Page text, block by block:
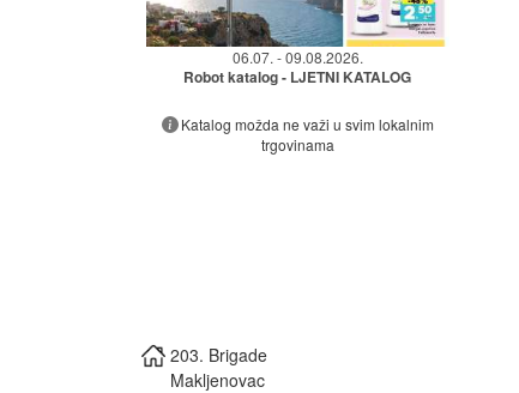
06.07. - 09.08.2026.
Robot katalog - LJETNI KATALOG
Katalog možda ne važi u svim lokalnim
trgovinama
203. Brigade
Makljenovac